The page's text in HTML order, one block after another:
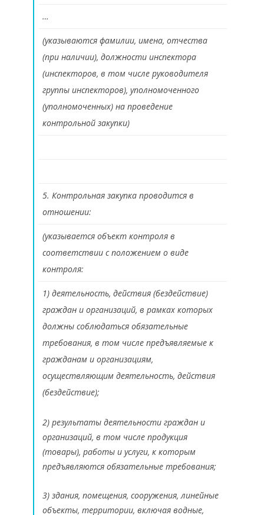
…
(указываются фамилии, имена, отчества
(при наличии), должности инспектора
(инспекторов, в том числе руководителя
группы инспекторов), уполномоченного
(уполномоченных) на проведение
контрольной закупки)
5. Контрольная закупка проводится в
отношении:
(указывается объект контроля в
соответствии с положением о виде
контроля:
1) деятельность, действия (бездействие)
граждан и организаций, в рамках которых
должны соблюдаться обязательные
требования, в том числе предъявляемые к
гражданам и организациям,
осуществляющим деятельность, действия
(бездействие);
2) результаты деятельности граждан и
организаций, в том числе продукция
(товары), работы и услуги, к которым
предъявляются обязательные требования;
3) здания, помещения, сооружения, линейные
объекты, территории, включая водные,